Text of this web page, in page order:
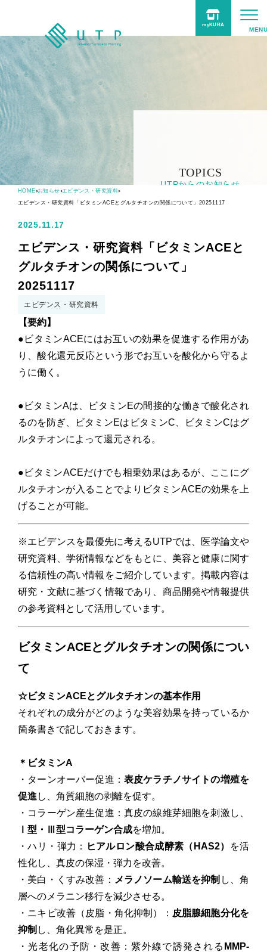
myKURA
UTPについて
事業紹介
商品
サポート
Online Shop
採用情報
TOPICS
myKURA
HOME お知らせ エビデンス・研究資料
エビデンス・研究資料「ビタミンACEとグルタチオンの関係について」20251117
TOPICS
UTPからのお知らせ
2025.11.17
エビデンス・研究資料「ビタミンACEと
グルタチオンの関係について」
20251117
エビデンス・研究資料
【要約】
●ビタミンACEにはお互いの効果を促進する作用があ
り、酸化還元反応という形でお互いを酸化から守るよ
うに働く。
●ビタミンAは、ビタミンEの間接的な働きで酸化され
るのを防ぎ、ビタミンEはビタミンC、ビタミンCはグ
ルタチオンによって還元される。
●ビタミンACEだけでも相乗効果はあるが、ここにグ
ルタチオンが入ることでよりビタミンACEの効果を上
げることが可能。
※エビデンスを最優先に考えるUTPでは、医学論文や
研究資料、学術情報などをもとに、美容と健康に関す
る信頼性の高い情報をご紹介しています。掲載内容は
研究・文献に基づく情報であり、商品開発や情報提供
の参考資料として活用しています。
ビタミンACEとグルタチオンの関係につい
て
☆ビタミンACEとグルタチオンの基本作用
それぞれの成分がどのような美容効果を持っているか
箇条書きで記しておきます。
＊ビタミンA
・ターンオーバー促進： 表皮ケラチノサイトの増殖を
促進 し、角質細胞の剥離を促す。
・コラーゲン産生促進：真皮の線維芽細胞を刺激し、
Ⅰ型・Ⅲ型コラーゲン合成を増加。
・ハリ・弾力：
ヒアルロン酸合成酵素（HAS2）
を活
性化し、真皮の保湿・弾力を改善。
・美白・くすみ改善： メラノソーム輸送を抑制 し、角
層へのメラニン移行を減少させる。
・ニキビ改善（皮脂・角化抑制）： 皮脂腺細胞分化を
抑制 し、角化異常を是正。
・光老化の予防・改善：紫外線で誘発される MMP-